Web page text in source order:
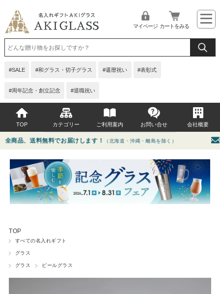
SALE 和グラス・切子グラス 還暦祝い 表彰式
周年記念・創立記念 退職祝い
マイページ カートをみる
TOP カテゴリー
イベント・シーンから選ぶ
贈る相手から選ぶ
価格から選ぶ
ご利用案内 お問い合せ
よくある質問
会社概要
、送料無料でお届けします！（北海道・沖縄・離島を除く） プ
TOP
すべての名入れギフト
グラス
グラス ビールグラス